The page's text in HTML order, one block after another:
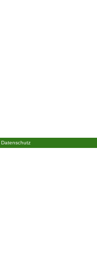
Datenschutz